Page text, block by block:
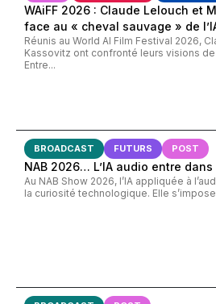
WAiFF 2026 : Claude Lelouch et
face au « cheval sauvage » de
Réunis au World AI Film Festival 2026,
Kassovitz ont confronté leurs visions
Entre...
BROADCAST FUTURS POST
NAB 2026… L’IA audio entre
Au NAB Show 2026, l’IA appliquée à
la curiosité technologique. Elle